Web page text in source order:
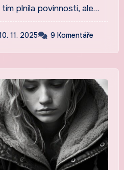
plnila povinnosti, ale…
11. 2025 9 Komentáře